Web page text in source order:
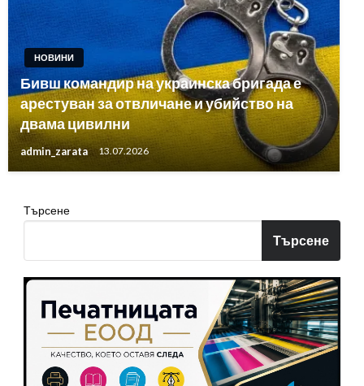
НОВИНИ
Бивш командир на украинска бригада е
арестуван за отвличане и убийство на
двама цивилни
admin_zarata 13.07.2026
Търсене
Търсене